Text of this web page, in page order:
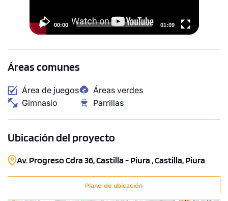
00:00 01:09
Áreas comunes
Área de juegos
Áreas verdes
Gimnasio
Parrillas
Ubicación del proyecto
Av. Progreso Cdra 36, Castilla - Piura , Castilla, Piura
Plano de ubicación